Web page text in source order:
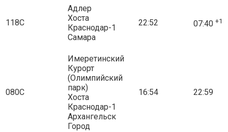
118С
Адлер
Хоста
Краснодар-1
Самара
22:52 07:40 +1
080С
Имеретинский
Курорт
(Олимпийский
парк)
Хоста
Краснодар-1
Архангельск
Город
16:54 22:59